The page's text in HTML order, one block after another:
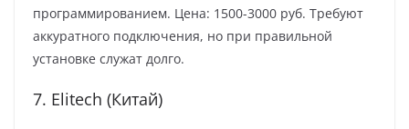
программированием. Цена: 1500-3000 руб. Требуют
аккуратного подключения, но при правильной
установке служат долго.
7. Elitech (Китай)